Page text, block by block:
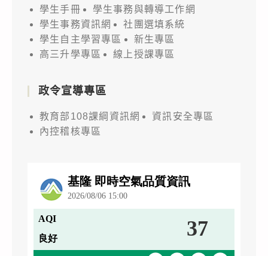
學生手冊
學生事務與轉導工作網
學生事務資訊網
社團選填系統
學生自主學習專區
新生專區
高三升學專區
線上授課專區
政令宣導專區
教育部108課綱資訊網
資訊安全專區
內控稽核專區